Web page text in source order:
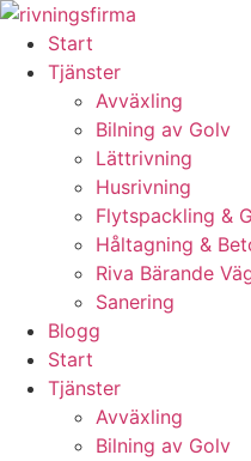
Skip
content
Start
Tjänster
Avväxling
Bilning av Golv
Lättrivning
Husrivning
Flytspackling &
Håltagning &
Riva Bärande
Sanering
Blogg
Start
Tjänster
Avväxling
Bilning av Golv